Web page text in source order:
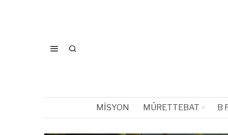
MISYON MÜRETTEBAT B